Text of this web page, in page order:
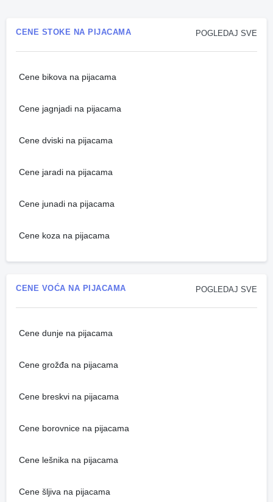
POGLEDAJ SVE
CENE STOKE NA PIJACAMA
Cene bikova na pijacama
Cene jagnjadi na pijacama
Cene dviski na pijacama
Cene jaradi na pijacama
Cene junadi na pijacama
Cene koza na pijacama
POGLEDAJ SVE
CENE VOĆA NA PIJACAMA
Cene dunje na pijacama
Cene grožđa na pijacama
Cene breskvi na pijacama
Cene borovnice na pijacama
Cene lešnika na pijacama
Cene šljiva na pijacama